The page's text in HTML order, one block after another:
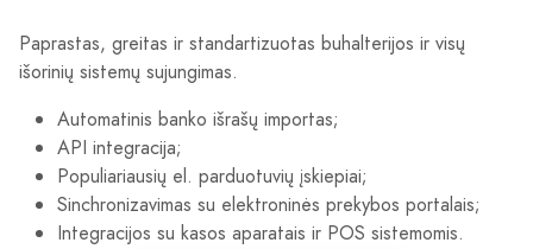
Paprastas, greitas ir standartizuotas buhalterijos ir visų
išorinių sistemų sujungimas.
Automatinis banko išrašų importas;
API integracija;
Populiariausių el. parduotuvių įskiepiai;
Sinchronizavimas su elektroninės prekybos portalais;
Integracijos su kasos aparatais ir POS sistemomis.